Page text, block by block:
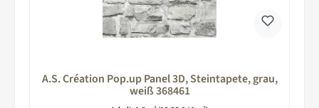
A.S. Création Pop.up Panel 3D, Steintapete, grau,
weiß 368461